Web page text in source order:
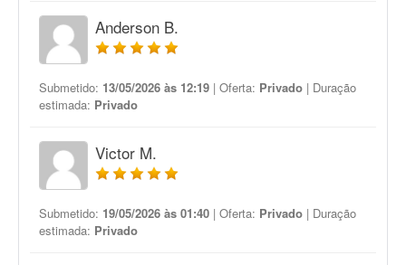
Anderson B.
Submetido: 13/05/2026 às 12:19 | Oferta: Privado | Duração
estimada: Privado
Victor M.
Submetido: 19/05/2026 às 01:40 | Oferta: Privado | Duração
estimada: Privado